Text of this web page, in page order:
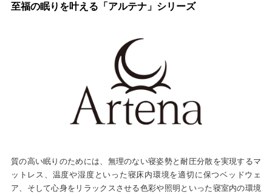
至福の眠りを叶える「アルテナ」シリーズ
質の高い眠りのためには、無理のない寝姿勢と耐圧分散を実現するマ
ットレス、温度や湿度といった寝床内環境を適切に保つベッドウェ
ア、そして心身をリラックスさせる色彩や照明といった寝室内の環境